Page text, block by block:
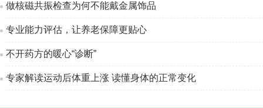
做核磁共振检查为何不能戴金属饰品
专业能力评估，让养老保障更贴心
不开药方的暖心“诊断”
专家解读运动后体重上涨 读懂身体的正常变化